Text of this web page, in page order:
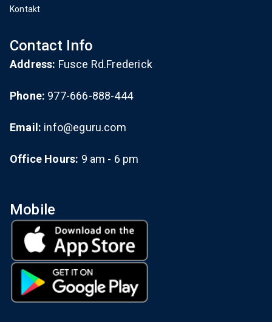
Kontakt
Contact Info
Address: Fusce Rd.Frederick
Phone: 977-666-888-444
Email: info@eguru.com
Office Hours: 9 am - 6 pm
Mobile